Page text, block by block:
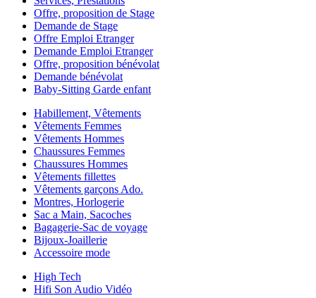
Offre, proposition de Stage
Demande de Stage
Offre Emploi Etranger
Demande Emploi Etranger
Offre, proposition bénévolat
Demande bénévolat
Baby-Sitting Garde enfant
Habillement, Vêtements
Vêtements Femmes
Vêtements Hommes
Chaussures Femmes
Chaussures Hommes
Vêtements fillettes
Vêtements garçons Ado.
Montres, Horlogerie
Sac a Main, Sacoches
Bagagerie-Sac de voyage
Bijoux-Joaillerie
Accessoire mode
High Tech
Hifi Son Audio Vidéo